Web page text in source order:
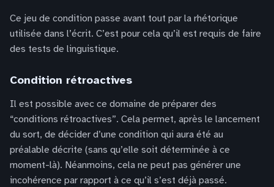
Ce jeu de condition passe avant tout par la rhétorique
utilisée dans l’écrit. C’est pour cela qu’il est requis de faire
des tests de linguistique.
Condition rétroactives
Il est possible avec ce domaine de préparer des
“conditions rétroactives”. Cela permet, après le lancement
du sort, de décider d’une condition qui aura été au
préalable décrite (sans qu’elle soit déterminée à ce
moment-là). Néanmoins, cela ne peut pas générer une
incohérence par rapport à ce qu’il s’est déjà passé.